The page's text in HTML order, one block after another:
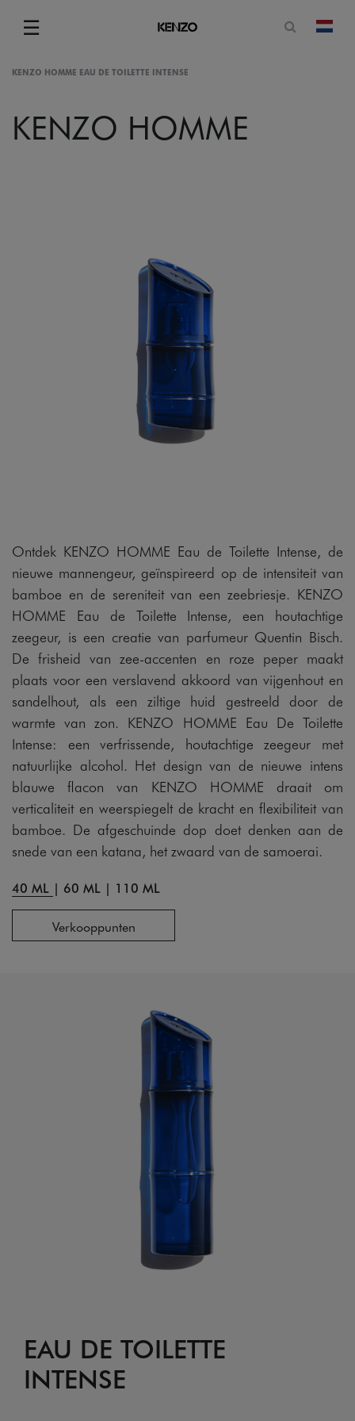
☰
Menu
Open
KENZO HOMME EAU DE TOILETTE INTENSE
KENZO HOMME
Ontdek KENZO HOMME Eau de Toilette Intense, de
nieuwe mannengeur, geïnspireerd op de intensiteit van
bamboe en de sereniteit van een zeebriesje. KENZO
HOMME Eau de Toilette Intense, een houtachtige
zeegeur, is een creatie van parfumeur Quentin Bisch.
De frisheid van zee-accenten en roze peper maakt
plaats voor een verslavend akkoord van vijgenhout en
sandelhout, als een ziltige huid gestreeld door de
warmte van zon. KENZO HOMME Eau De Toilette
Intense: een verfrissende, houtachtige zeegeur met
natuurlijke alcohol. Het design van de nieuwe intens
blauwe flacon van KENZO HOMME draait om
verticaliteit en weerspiegelt de kracht en flexibiliteit van
bamboe. De afgeschuinde dop doet denken aan de
snede van een katana, het zwaard van de samoerai.
40 ML | 60 ML | 110 ML
Verkooppunten
EAU DE TOILETTE
INTENSE